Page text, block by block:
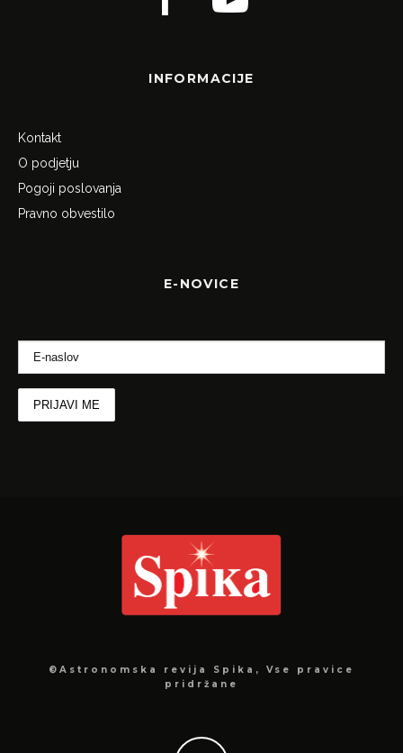
INFORMACIJE
Kontakt
O podjetju
Pogoji poslovanja
Pravno obvestilo
E-NOVICE
©Astronomska revija Spika, Vse pravice
pridržane